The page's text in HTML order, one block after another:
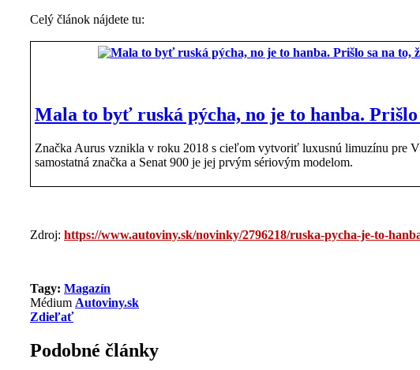
Celý článok nájdete tu:
Mala to byť ruská pýcha, no je to hanba.
Značka Aurus vznikla v roku 2018 s cieľom vytvoriť luxusnú limuzínu pre
samostatná značka a Senat 900 je jej prvým sériovým modelom.
Zdroj: https://www.autoviny.sk/novinky/2796218/ruska-pycha-je-to-
Tagy: Magazín
Médium Autoviny.sk
Zdieľať
Podobné články